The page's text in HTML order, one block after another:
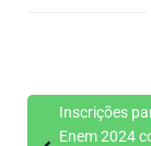
Inscrições
Enem 2024